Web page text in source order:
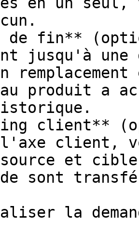
de fin**
jusqu'à
produit a
client**
client,
et
sont
la